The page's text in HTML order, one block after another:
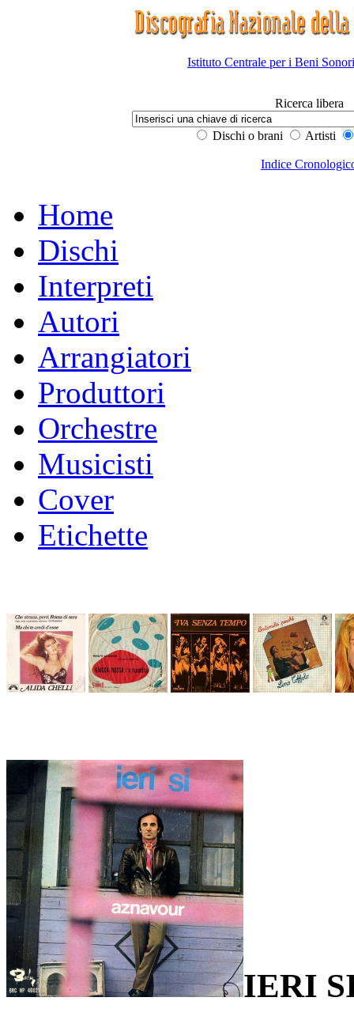
Istituto Centrale per i Beni
Ricerca libera
Dischi o brani Artisti
Indice
Home
Dischi
Interpreti
Autori
Arrangiatori
Produttori
Orchestre
Musicisti
Cover
Etichette
IERI